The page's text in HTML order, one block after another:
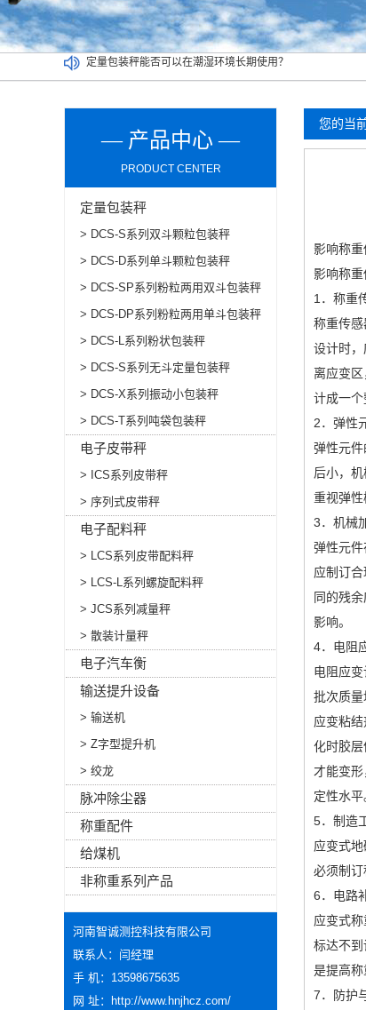
定量包装秤能否可以在潮湿环境长期使用？
介绍双工位定量包装秤清洁及维护环节的操作事项
您的当
影响称
影响称
1．称重
称重传
设计时
离应变
计成一个
2．弹性
弹性元
后小，
重视弹性
3．机械
弹性元
应制订
同的残
影响。
4．电阻
电阻应
批次质量
应变粘
化时胶
才能变
定性水平
5．制造
应变式
必须制
6．电路
应变式
标达不
是提高称
7．防护
— 产品中心 —
PRODUCT CENTER
定量包装秤
> DCS-S系列双斗颗粒包装秤
> DCS-D系列单斗颗粒包装秤
> DCS-SP系列粉粒两用双斗包装秤
> DCS-DP系列粉粒两用单斗包装秤
> DCS-L系列粉状包装秤
> DCS-S系列无斗定量包装秤
> DCS-X系列振动小包装秤
> DCS-T系列吨袋包装秤
电子皮带秤
> ICS系列皮带秤
> 序列式皮带秤
电子配料秤
> LCS系列皮带配料秤
> LCS-L系列螺旋配料秤
> JCS系列减量秤
> 散装计量秤
电子汽车衡
输送提升设备
> 输送机
> Z字型提升机
> 绞龙
脉冲除尘器
称重配件
给煤机
非称重系列产品
河南智诚测控科技有限公司
联系人：闫经理
手 机：13598675635
网 址：
http://www.hnjhcz.com/